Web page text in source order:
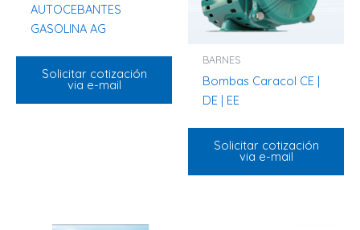
AUTOCEBANTES
GASOLINA AG
Solicitar cotización
via e-mail
BARNES
Bombas Caracol CE |
DE | EE
Solicitar cotización
via e-mail